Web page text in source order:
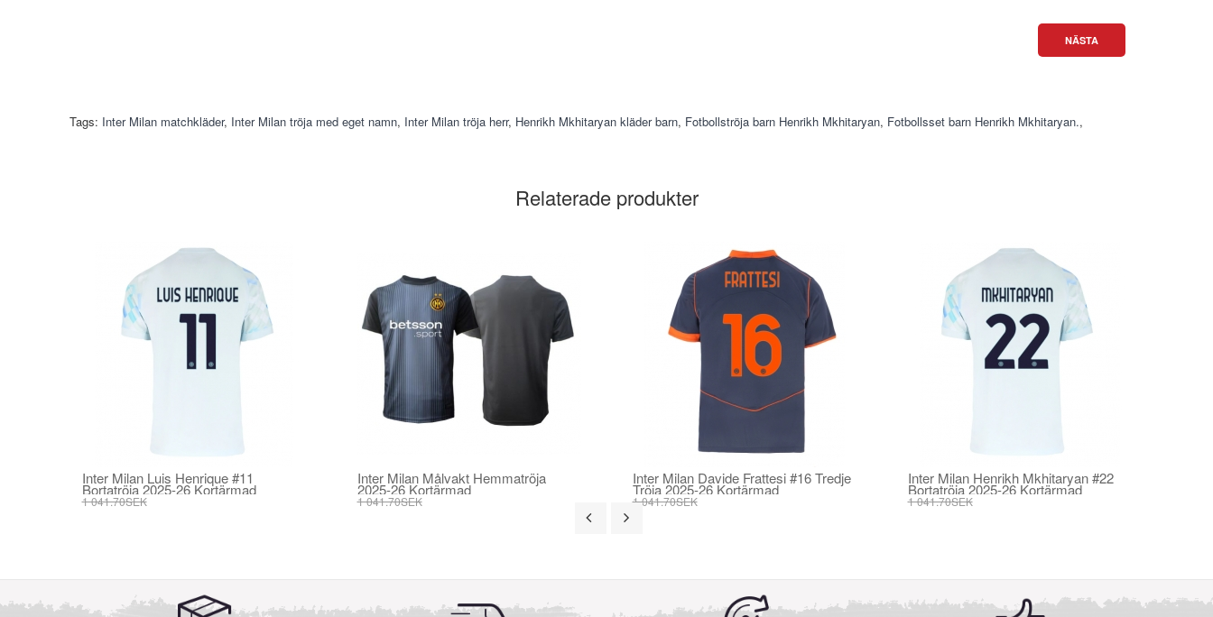
NÄSTA
Tags: Inter Milan matchkläder, Inter Milan tröja med eget namn, Inter Milan tröja herr, Henrikh Mkhitaryan kläder barn, Fotbollströja barn Henrikh Mkhitaryan, Fotbollsset barn Henrikh Mkhitaryan.,
Relaterade produkter
Inter Milan Luis Henrique #11
Bortatröja 2025-26 Kortärmad
1 041.70SEK
Inter Milan Målvakt Hemmatröja
2025-26 Kortärmad
1 041.70SEK
Inter Milan Davide Frattesi #16 Tredje
Tröja 2025-26 Kortärmad
1 041.70SEK
Inter Milan Henrikh Mkhitaryan #22
Bortatröja 2025-26 Kortärmad
1 041.70SEK